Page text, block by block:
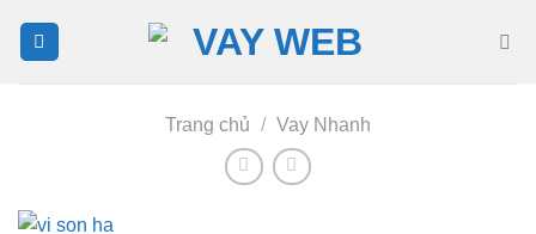
Trang chủ / Vay Nhanh